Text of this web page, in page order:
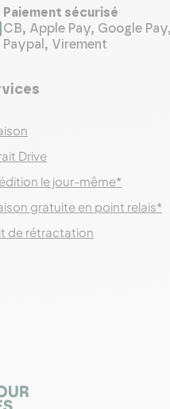
Paiement sécurisé
CB, Apple Pay, Google Pay,
Paypal, Virement
Drive
le jour-même*
gratuite en point relais*
de rétractation